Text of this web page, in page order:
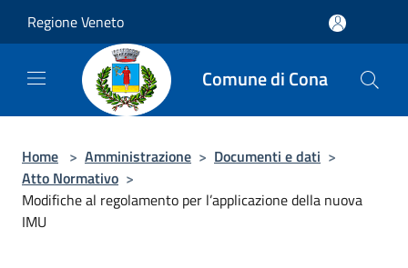
Regione Veneto
Comune di Cona
Home > Amministrazione > Documenti e dati >
Atto Normativo >
Modifiche al regolamento per l’applicazione della nuova
IMU